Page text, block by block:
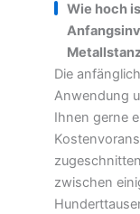
Wie hoch
Die
Anwendung
Ihnen gerne
zwischen